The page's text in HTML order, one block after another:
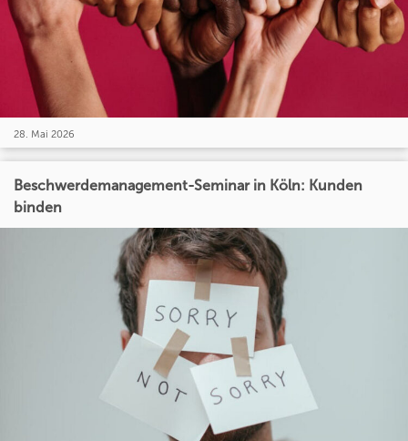
28. Mai 2026
Beschwerdemanagement-Seminar in Köln: Kunden
binden